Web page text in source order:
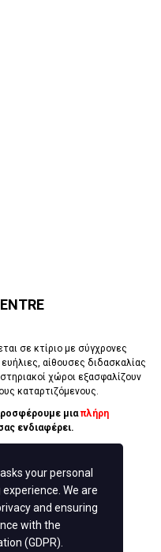
σε κτίριο με σύγχρονες
αίθουσες διδασκαλίας
χώροι εξασφαλίζουν
καταρτιζόμενους.
μιαπλήρη
ενδιαφέρει.
your personal
We are
and ensuring
with the
(GDPR)